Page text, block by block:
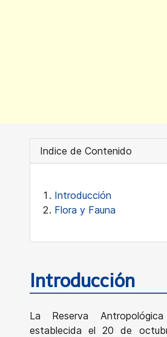
Indice de Contenido
Introducción
Flora y Fauna
Introducción
La Reserva
establecida el 20 de